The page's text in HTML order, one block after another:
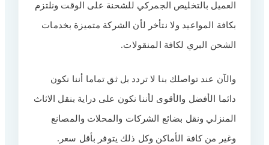
11 أفضل شركة شحن داخل السعودية
سيارات شحن من السعودية للامارات
14
للامارات
خدمات شركة نقل عفش من السعودية
للامارات
العميل بالتخليص الجمركي للشحنة على الوقت ونلتزم
بكافة المواعيد ولا نتأخر لأن الشركة متميزة بخدمات
الشحن البري لكافة المنقولات.
والآن عند تواصلك بنا لا تردد بل ثق تماما أننا نكون
دائما الأفضل والأقوى لأننا نكون على دراية بنقل الاثاث
المنزلي ونقل بضائع الشركات والمحلات والمصانع
وغير من كافة الأماكن وكل ذلك يتوفر بأقل سعر.